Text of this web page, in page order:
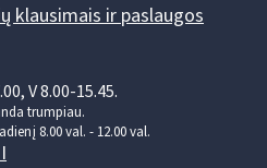
klausimais ir paslaugos
V 8.00-15.45.
trumpiau.
8.00 val. - 12.00 val.